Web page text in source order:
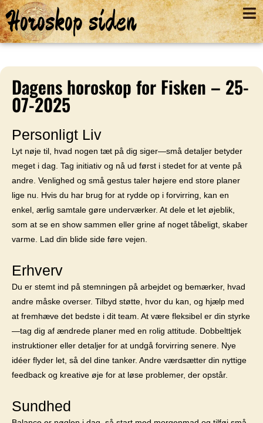
Horoskop siden
Dagens horoskop for Fisken – 25-
07-2025
Personligt Liv
Lyt nøje til, hvad nogen tæt på dig siger—små detaljer betyder
meget i dag. Tag initiativ og nå ud først i stedet for at vente på
andre. Venlighed og små gestus taler højere end store planer
lige nu. Hvis du har brug for at rydde op i forvirring, kan en
enkel, ærlig samtale gøre underværker. At dele et let øjeblik,
som at se en show sammen eller grine af noget tåbeligt, skaber
varme. Lad din blide side føre vejen.
Erhverv
Du er stemt ind på stemningen på arbejdet og bemærker, hvad
andre måske overser. Tilbyd støtte, hvor du kan, og hjælp med
at fremhæve det bedste i dit team. At være fleksibel er din styrke
—tag dig af ændrede planer med en rolig attitude. Dobbelttjek
instruktioner eller detaljer for at undgå forvirring senere. Nye
idéer flyder let, så del dine tanker. Andre værdsætter din nyttige
feedback og kreative øje for at løse problemer, der opstår.
Sundhed